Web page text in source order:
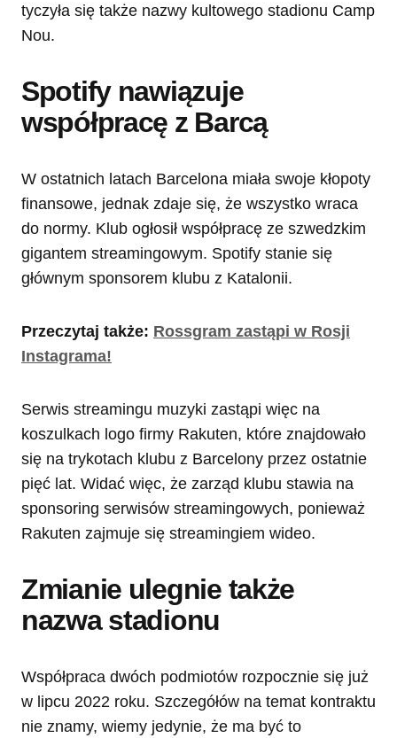
tyczyła się także nazwy kultowego stadionu Camp
Nou.
Spotify nawiązuje
współpracę z Barcą
W ostatnich latach Barcelona miała swoje kłopoty
finansowe, jednak zdaje się, że wszystko wraca
do normy. Klub ogłosił współpracę ze szwedzkim
gigantem streamingowym. Spotify stanie się
głównym sponsorem klubu z Katalonii.
Przeczytaj także: Rossgram zastąpi w Rosji
Instagrama!
Serwis streamingu muzyki zastąpi więc na
koszulkach logo firmy Rakuten, które znajdowało
się na trykotach klubu z Barcelony przez ostatnie
pięć lat. Widać więc, że zarząd klubu stawia na
sponsoring serwisów streamingowych, ponieważ
Rakuten zajmuje się streamingiem wideo.
Zmianie ulegnie także
nazwa stadionu
Współpraca dwóch podmiotów rozpocznie się już
w lipcu 2022 roku. Szczegółów na temat kontraktu
nie znamy, wiemy jedynie, że ma być to